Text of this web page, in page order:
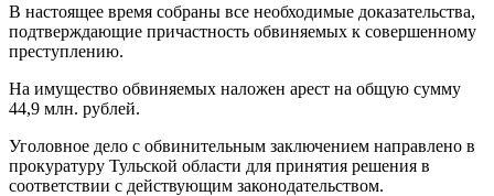
В настоящее время собраны все необходимые доказательства,
подтверждающие причастность обвиняемых к совершенному
преступлению.
На имущество обвиняемых наложен арест на общую сумму
44,9 млн. рублей.
Уголовное дело с обвинительным заключением направлено в
прокуратуру Тульской области для принятия решения в
соответствии с действующим законодательством.